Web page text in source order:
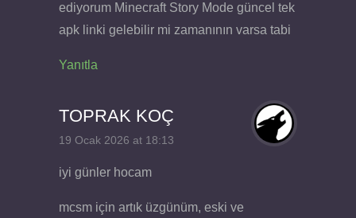
ediyorum Minecraft Story Mode güncel tek
apk linki gelebilir mi zamanının varsa tabi
Yanıtla
TOPRAK KOÇ
19 Ocak 2026 at 18:13
iyi günler hocam
mcsm için artık üzgünüm, eski ve